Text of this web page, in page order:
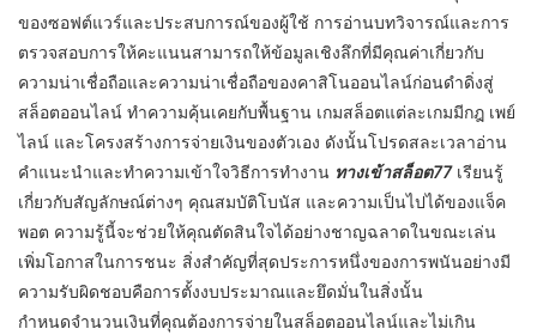
ของซอฟต์แวร์และประสบการณ์ของผู้ใช้ การอ่านบทวิจารณ์และการ
ตรวจสอบการให้คะแนนสามารถให้ข้อมูลเชิงลึกที่มีคุณค่าเกี่ยวกับ
ความน่าเชื่อถือและความน่าเชื่อถือของคาสิโนออนไลน์ก่อนดำดิ่งสู่
สล็อตออนไลน์ ทำความคุ้นเคยกับพื้นฐาน เกมสล็อตแต่ละเกมมีกฎ เพย์
ไลน์ และโครงสร้างการจ่ายเงินของตัวเอง ดังนั้นโปรดสละเวลาอ่าน
คำแนะนำและทำความเข้าใจวิธีการทำงาน ทางเข้าสล็อต77เรียนรู้
เกี่ยวกับสัญลักษณ์ต่างๆ คุณสมบัติโบนัส และความเป็นไปได้ของแจ็ค
พอต ความรู้นี้จะช่วยให้คุณตัดสินใจได้อย่างชาญฉลาดในขณะเล่น
เพิ่มโอกาสในการชนะ สิ่งสำคัญที่สุดประการหนึ่งของการพนันอย่างมี
ความรับผิดชอบคือการตั้งงบประมาณและยึดมั่นในสิ่งนั้น
กำหนดจำนวนเงินที่คุณต้องการจ่ายในสล็อตออนไลน์และไม่เกิน